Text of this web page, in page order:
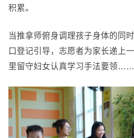
积累。
当推拿师俯身调理孩子身体的同
口登记引导，志愿者为家长递上
里留守妇女认真学习手法要领……